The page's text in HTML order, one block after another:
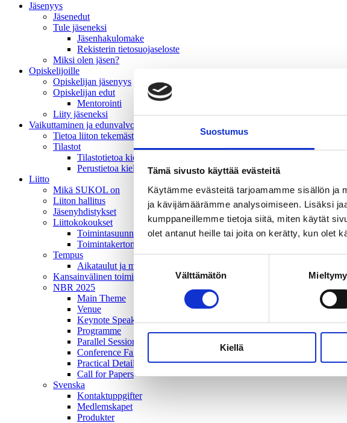
Suostumus
Tämä sivusto käyttää evästeitä
Käytämme evästeitä tarjoamamme sisällön ja
ja kävijämäärämme analysoimiseen. Lisäksi
kumppaneillemme tietoja siitä, miten käytät
olet antanut heille tai joita on kerätty, kun olet
Välttämätön
Kiellä
Jäsenyys
Jäsenedut
Tule jäseneksi
Jäsenhakulomake
Rekisterin tietosuojaseloste
Miksi olen jäsen?
Opiskelijoille
Opiskelijan jäsenyys
Opiskelijan edut
Mentorointi
Liity jäseneksi
Vaikuttaminen ja edunvalvonta
Tietoa liiton tekemästä vaikuttamistyöstä
Tilastot
Tilastotietoa kielivalinnoista
Perustietoa kielivalinnoista
Liitto
Mikä SUKOL on
Liiton hallitus
Jäsenyhdistykset
Liittokokoukset
Toimintasuunnitelma
Toimintakertomus
Tempus
Aikataulut ja mediatiedot
Kansainvälinen toiminta
NBR 2025
Main Theme
Venue
Keynote Speakers
Programme
Parallel Sessions
Conference Fair and Poster Exhibition
Practical Details
Call for Papers
Svenska
Kontaktuppgifter
Medlemskapet
Produkter